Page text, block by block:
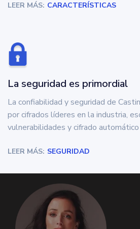
LEER MÁS: CARACTERÍSTICAS
La seguridad es primordial
La confiabilidad y seguridad de
por cifrados líderes en la industria,
vulnerabilidades y cifrado
LEER MÁS: SEGURIDAD